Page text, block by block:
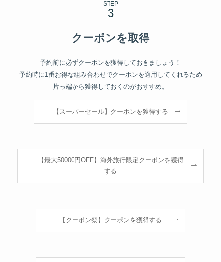
STEP
クーポンを取得
予約前に必ずクーポンを獲得しておきましょう！
予約時に1番お得な組み合わせでクーポンを適用してくれるため
片っ端から獲得しておくのがおすすめ。
【スーパーセール】クーポンを獲得する
【最大50000円OFF】海外旅行限定クーポンを獲得
する
【クーポン祭】クーポンを獲得する